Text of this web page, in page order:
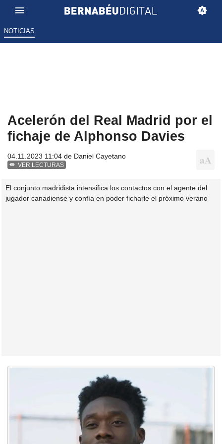
NOTICIAS
Acelerón del Real Madrid por el
fichaje de Alphonso Davies
04.11.2023 11:04 de Daniel Cayetano
VER LECTURAS
El conjunto madridista intensifica los contactos con el agente del
jugador canadiense y confía en poder ficharle el próximo verano